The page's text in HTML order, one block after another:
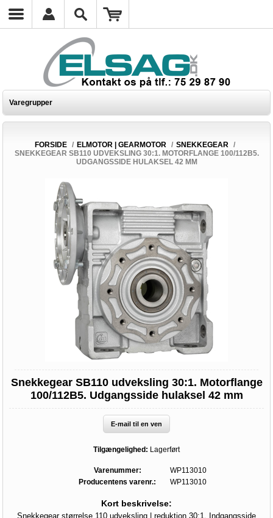
Varegrupper
FORSIDE / ELMOTOR | GEARMOTOR / SNEKKEGEAR /
SNEKKEGEAR SB110 UDVEKSLING 30:1. MOTORFLANGE 100/112B5.
UDGANGSSIDE HULAKSEL 42 MM
Snekkegear SB110 udveksling 30:1. Motorflange
100/112B5. Udgangsside hulaksel 42 mm
E-mail til en ven
Tilgængelighed: Lagerført
Varenummer:
WP113010
Producentens varenr.:
WP113010
Kort beskrivelse:
Snekkegear størrelse 110 udveksling | reduktion 30:1. Indgangsside